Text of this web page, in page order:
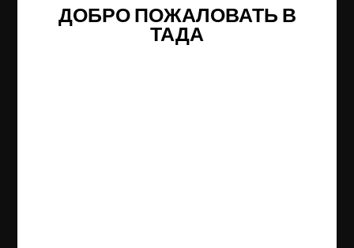
ДОБРО ПОЖАЛОВАТЬ В
ТАДА